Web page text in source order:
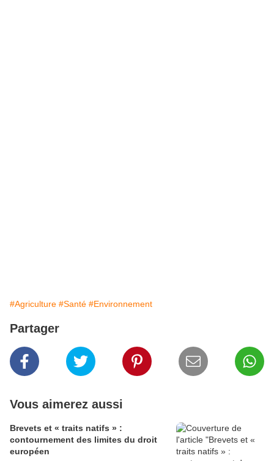
#Agriculture #Santé #Environnement
Partager
Vous aimerez aussi
Brevets et « traits natifs » :
contournement des limites du droit
européen